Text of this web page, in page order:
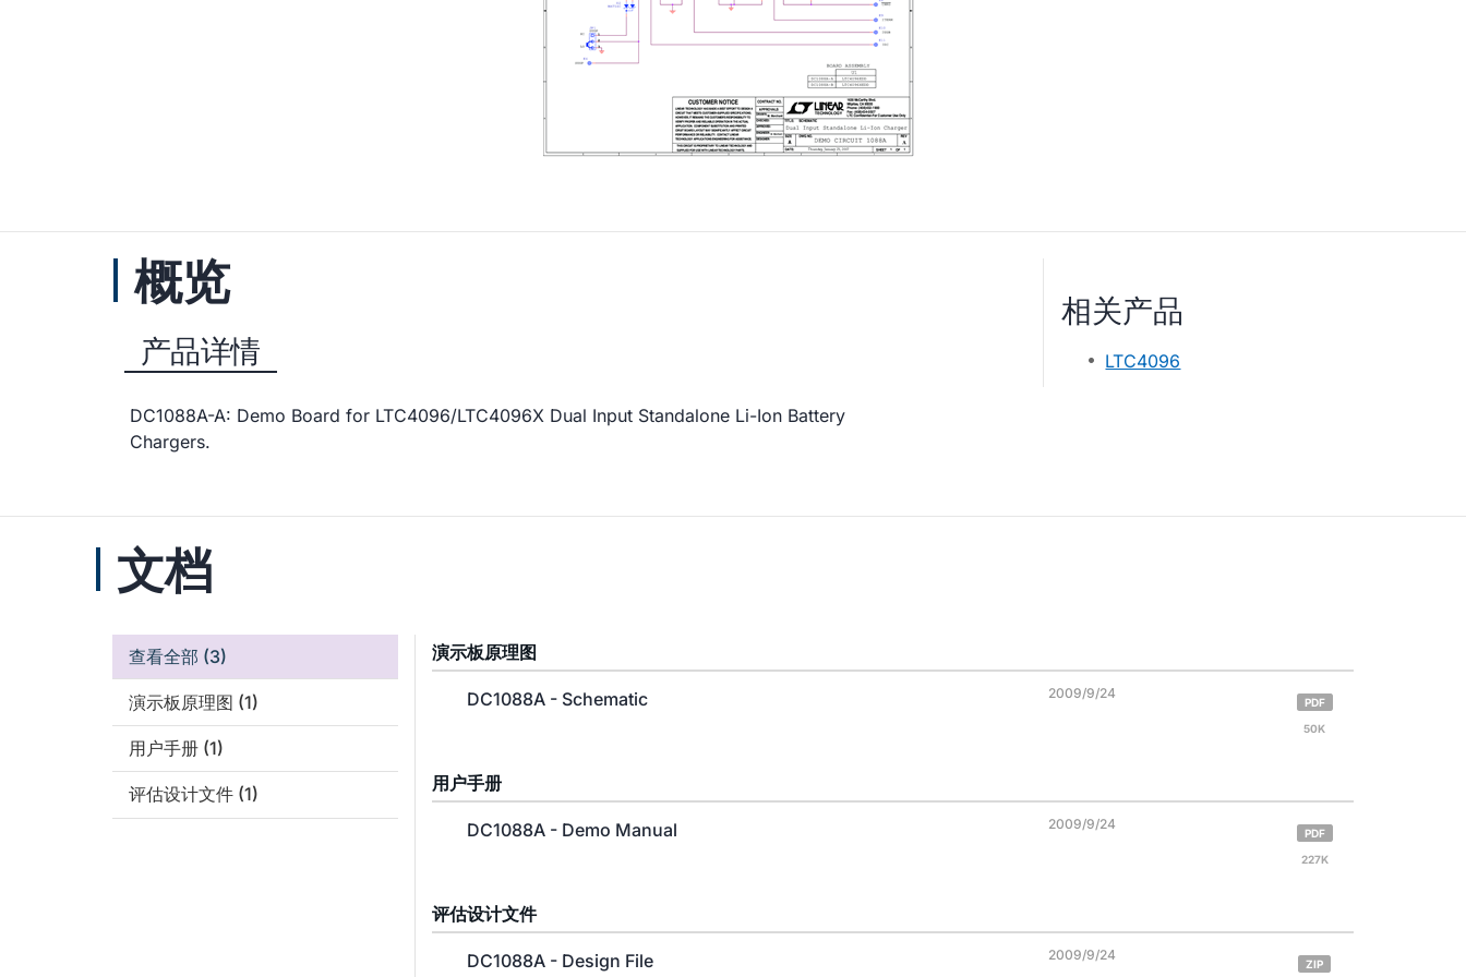
概览
产品详情
DC1088A-A: Demo Board for LTC4096/LTC4096X Dual Input Standalone Li-Ion Battery
Chargers.
相关产品
LTC4096
文档
查看全部 (3)
演示板原理图 (1)
用户手册 (1)
评估设计文件 (1)
演示板原理图
DC1088A - Schematic 2009/9/24
PDF
50K
用户手册
DC1088A - Demo Manual 2009/9/24
PDF
227K
评估设计文件
DC1088A - Design File 2009/9/24
ZIP